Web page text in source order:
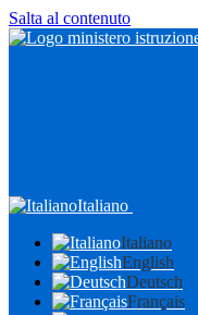
Salta al contenuto
Italiano
Italiano
English
Deutsch
Français